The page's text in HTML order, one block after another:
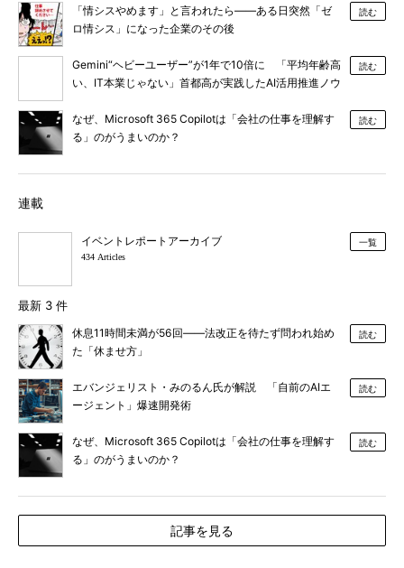
「情シスやめます」と言われたら――ある日突然「ゼ
ロ情シス」になった企業のその後
読む
Gemini“ヘビーユーザー”が1年で10倍に 「平均年齢高
い、IT本業じゃない」首都高が実践したAI活用推進ノウ
読む
なぜ、Microsoft 365 Copilotは「会社の仕事を理解す
る」のがうまいのか？
読む
連載
イベントレポートアーカイブ
434 Articles
一覧
最新 3 件
休息11時間未満が56回――法改正を待たず問われ始め
た「休ませ方」
読む
エバンジェリスト・みのるん氏が解説 「自前のAIエ
ージェント」爆速開発術
読む
なぜ、Microsoft 365 Copilotは「会社の仕事を理解す
る」のがうまいのか？
読む
記事を見る